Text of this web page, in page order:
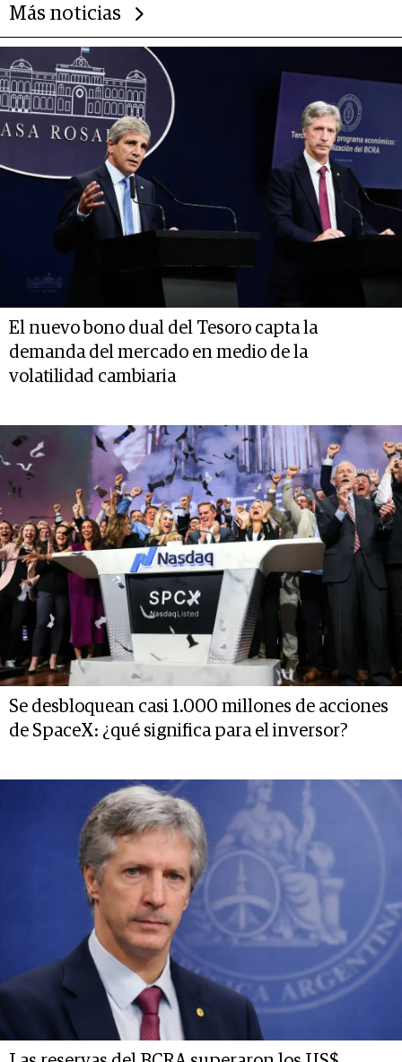
Más noticias
El nuevo bono dual del Tesoro capta la
demanda del mercado en medio de la
volatilidad cambiaria
Se desbloquean casi 1.000 millones de acciones
de SpaceX: ¿qué significa para el inversor?